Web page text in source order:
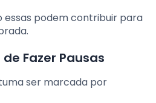
essas podem contribuir para
Fazer Pausas
ser marcada por